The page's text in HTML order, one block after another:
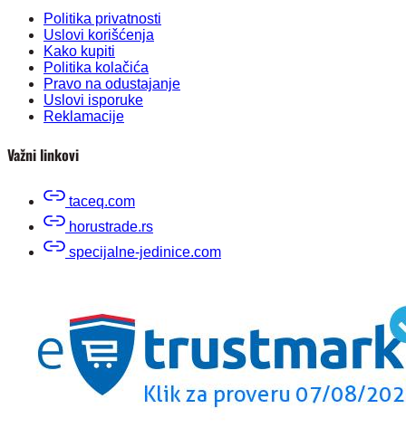
Politika privatnosti
Uslovi korišćenja
Kako kupiti
Politika kolačića
Pravo na odustajanje
Uslovi isporuke
Reklamacije
Važni linkovi
taceq.com
horustrade.rs
specijalne-jedinice.com